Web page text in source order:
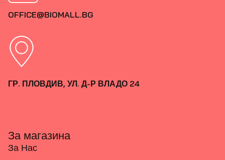
OFFICE@BIOMALL.BG
ГР. ПЛОВДИВ, УЛ. Д-Р ВЛАДО 24
За магазина
За Нас